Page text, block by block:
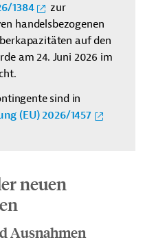
1384
zur
handelsbezogenen
auf den
am 24. Juni 2026 im
sind in
(EU) 2026/1457
neuen
Ausnahmen